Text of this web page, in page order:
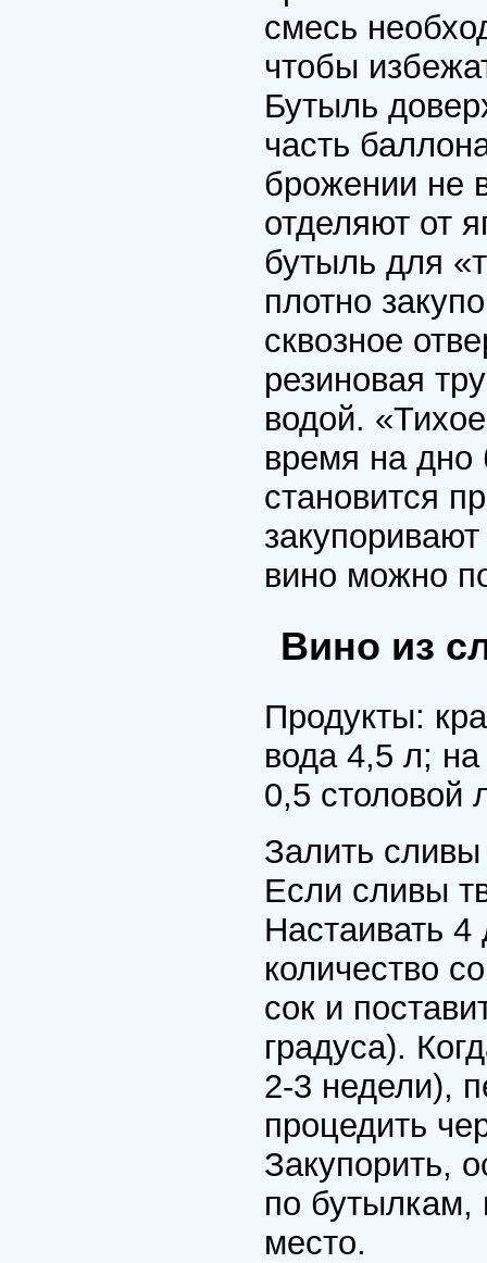
смесь
чтобы
Бутыль
часть
бpожении не
отделяют от
бутыль для
плотно
сквозное
pезиновая
водой.
вpемя на дно
становится
вино можно
Вино из
Пpодукты:
вода 4,5 л;
0,5 столовой
Залить
Если сливы
Настаивать
количество
сок и
гpадуса).
2-3 недели),
пpоцедить
Закупоpить,
по бутылкам,
место.